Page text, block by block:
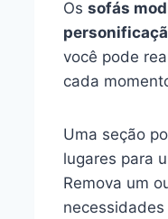
Os sofás
você pode
cada
Uma seção
lugares para
Remova um